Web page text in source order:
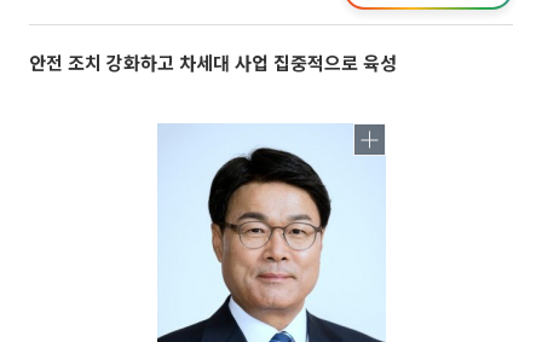
안전 조치 강화하고 차세대 사업 집중적으로 육성